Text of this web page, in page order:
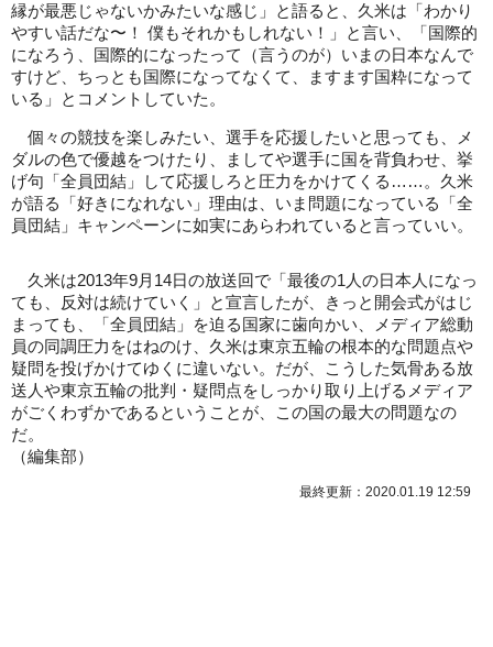
縁が最悪じゃないかみたいな感じ」と語ると、久米は「わかり
やすい話だな〜！ 僕もそれかもしれない！」と言い、「国際的
になろう、国際的になったって（言うのが）いまの日本なんで
すけど、ちっとも国際になってなくて、ますます国粋になって
いる」とコメントしていた。
個々の競技を楽しみたい、選手を応援したいと思っても、メ
ダルの色で優越をつけたり、ましてや選手に国を背負わせ、挙
げ句「全員団結」して応援しろと圧力をかけてくる……。久米
が語る「好きになれない」理由は、いま問題になっている「全
員団結」キャンペーンに如実にあらわれていると言っていい。
久米は2013年9月14日の放送回で「最後の1人の日本人になっ
ても、反対は続けていく」と宣言したが、きっと開会式がはじ
まっても、「全員団結」を迫る国家に歯向かい、メディア総動
員の同調圧力をはねのけ、久米は東京五輪の根本的な問題点や
疑問を投げかけてゆくに違いない。だが、こうした気骨ある放
送人や東京五輪の批判・疑問点をしっかり取り上げるメディア
がごくわずかであるということが、この国の最大の問題なの
だ。
（編集部）
最終更新：2020.01.19 12:59